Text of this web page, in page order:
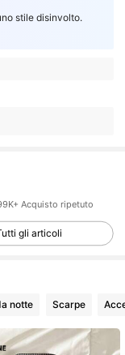
stile disinvolto.
Acquisto ripetuto
gli articoli
notte Scarpe